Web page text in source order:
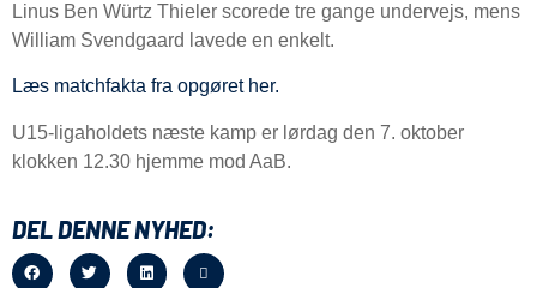
Linus Ben Würtz Thieler scorede tre gange undervejs, mens
William Svendgaard lavede en enkelt.
Læs matchfakta fra opgøret her.
U15-ligaholdets næste kamp er lørdag den 7. oktober
klokken 12.30 hjemme mod AaB.
DEL DENNE NYHED: